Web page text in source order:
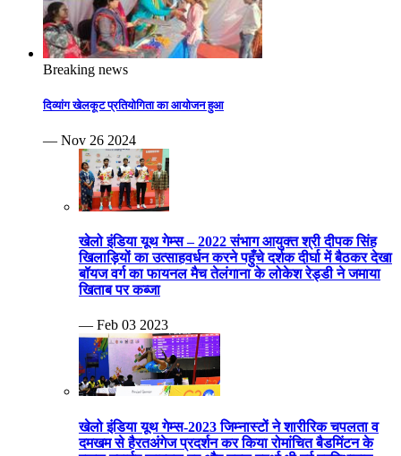
Breaking news
दिव्यांग खेलकूट प्रतियोगिता का आयोजन हुआ
— Nov 26 2024
खेलो इंडिया यूथ गेम्स – 2022 संभाग आयुक्त श्री दीपक सिंह
खिलाड़ियों का उत्साहवर्धन करने पहुँचे दर्शक दीर्घा में बैठकर देखा
बॉयज वर्ग का फायनल मैच तेलंगाना के लोकेश रेड्डी ने जमाया
खिताब पर कब्जा
— Feb 03 2023
खेलो इंडिया यूथ गेम्स-2023 जिम्नास्टों ने शारीरिक चपलता व
दमखम से हैरतअंगेज प्रदर्शन कर किया रोमांचित बैडमिंटन के